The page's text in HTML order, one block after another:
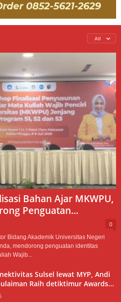
All
Bahan Ajar MKWPU,
Penguatan...
0
Bidang Akademik Universitas Negeri
mendorong penguatan identitas
Wajib...
Sulsel lewat MYP, Andi
Raih detiktimur Awards...